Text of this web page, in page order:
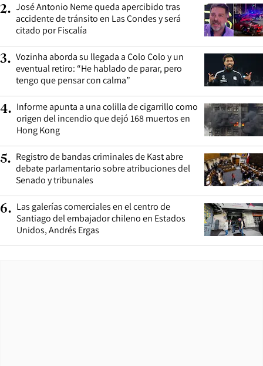
2. José Antonio Neme queda apercibido tras
accidente de tránsito en Las Condes y será
citado por Fiscalía
3. Vozinha aborda su llegada a Colo Colo y un
eventual retiro: “He hablado de parar, pero
tengo que pensar con calma”
4. Informe apunta a una colilla de cigarrillo como
origen del incendio que dejó 168 muertos en
Hong Kong
5. Registro de bandas criminales de Kast abre
debate parlamentario sobre atribuciones del
Senado y tribunales
6. Las galerías comerciales en el centro de
Santiago del embajador chileno en Estados
Unidos, Andrés Ergas